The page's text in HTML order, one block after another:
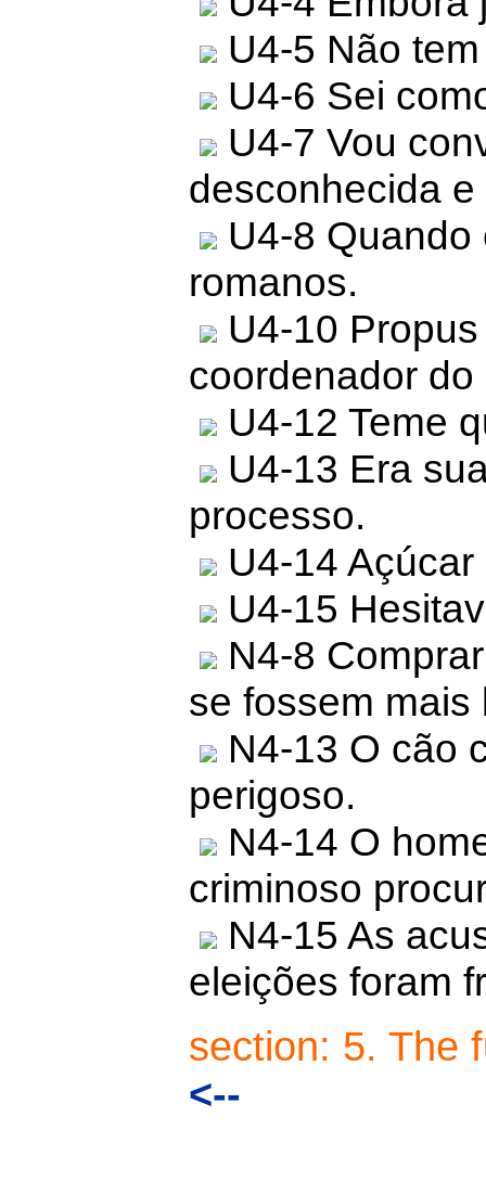
U4-5 Não
U4-6 Sei
U4-7 Vou
desconhecida
U4-8
romanos.
U4-10
coordenador do
U4-12 Teme
U4-13 Era
processo.
U4-14
U4-15
N4-8
se fossem mais
N4-13 O cão
perigoso.
N4-14 O
criminoso
N4-15 As
eleições foram
section: 5. The
<--